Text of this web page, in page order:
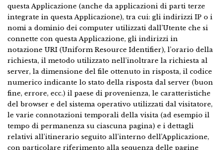
questa Applicazione (anche da applicazioni di parti terze
integrate in questa Applicazione), tra cui: gli indirizzi IP o i
nomi a dominio dei computer utilizzati dall’Utente che si
connette con questa Applicazione, gli indirizzi in
notazione URI (Uniform Resource Identifier), l’orario della
richiesta, il metodo utilizzato nell’inoltrare la richiesta al
server, la dimensione del file ottenuto in risposta, il codice
numerico indicante lo stato della risposta dal server (buon
fine, errore, ecc.) il paese di provenienza, le caratteristiche
del browser e del sistema operativo utilizzati dal visitatore,
le varie connotazioni temporali della visita (ad esempio il
tempo di permanenza su ciascuna pagina) e i dettagli
relativi all’itinerario seguito all’interno dell’Applicazione,
con particolare riferimento alla sequenza delle pagine